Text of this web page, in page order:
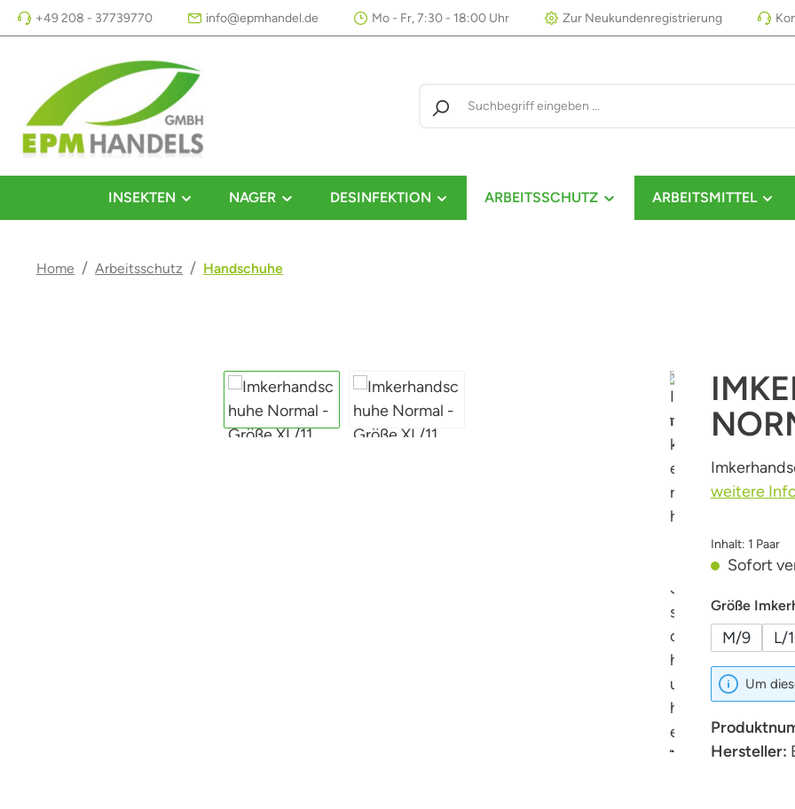
Hauptinhalt springen
Zur Suche springen
Zur Hauptnavigation springen
+49 208 - 37739770 info@epmhandel.de Mo - Fr, 7:30 - 18:00 Uhr Zur Neukundenregistrierung
INSEKTEN NAGER DESINFEKTION ARBEITSSCHUTZ ARBEITSMITTEL
Home / Arbeitsschutz / Handschuhe
weitere
Inhalt: 1 Paar
Sofort
Größe
M/9 L/
Um
Hersteller: